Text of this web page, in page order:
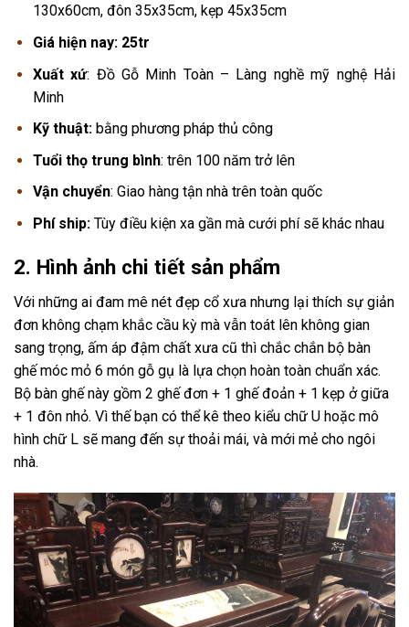
130x60cm, đôn 35x35cm, kẹp 45x35cm
Giá hiện nay: 25tr
Xuất xứ: Đồ Gỗ Minh Toàn – Làng nghề mỹ nghệ Hải
Minh
Kỹ thuật:bằng phương pháp thủ công
Tuổi thọ trung bình: trên 100 năm trở lên
Vận chuyển: Giao hàng tận nhà trên toàn quốc
Phí ship:Tùy điều kiện xa gần mà cưới phí sẽ khác nhau
2. Hình ảnh chi tiết sản phẩm
Với những ai đam mê nét đẹp cổ xưa nhưng lại thích sự giản
đơn không chạm khắc cầu kỳ mà vẫn toát lên không gian
sang trọng, ấm áp đậm chất xưa cũ thì chắc chắn bộ bàn
ghế móc mỏ 6 món gỗ gụ là lựa chọn hoàn toàn chuẩn xác.
Bộ bàn ghế này gồm 2 ghế đơn + 1 ghế đoản + 1 kẹp ở giữa
+ 1 đôn nhỏ. Vì thế bạn có thể kê theo kiểu chữ U hoặc mô
hình chữ L sẽ mang đến sự thoải mái, và mới mẻ cho ngôi
nhà.